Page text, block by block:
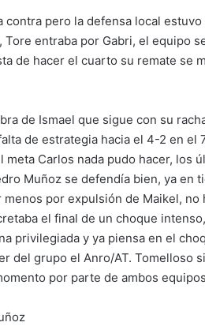
contra pero la defensa local
entraba por Gabri, el equipo
de hacer el cuarto su remate se
de Ismael que sigue con su
de estrategia hacia el 4-2 en
meta Carlos nada pudo hacer, los
Muñoz se defendía bien, ya en
por expulsión de Maikel,
el final de un choque
privilegiada y ya piensa en el
del grupo el Anro/AT. Tomelloso
por parte de ambos